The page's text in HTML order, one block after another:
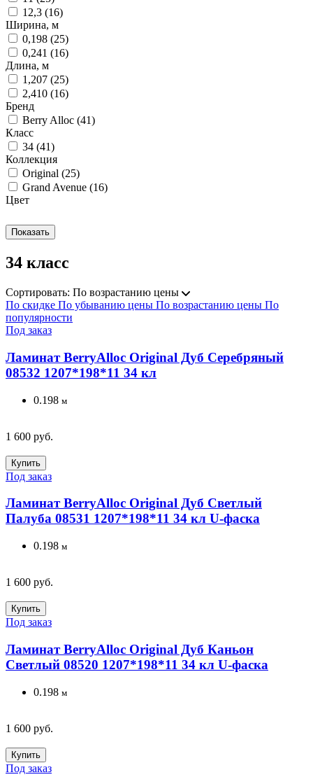
12,3 (16)
Ширина, м
0,198 (25)
0,241 (16)
Длина, м
1,207 (25)
2,410 (16)
Бренд
Berry Alloc (41)
Класс
34 (41)
Коллекция
Original (25)
Grand Avenue (16)
Цвет
34 класс
Сортировать: По возрастанию цены
По скидке По убыванию цены По возрастанию цены По
популярности
Под заказ
Ламинат BerryAlloc Original Дуб Серебряный
08532 1207*198*11 34 кл
0.198 м
1 600 руб.
Купить
Под заказ
Ламинат BerryAlloc Original Дуб Светлый
Палуба 08531 1207*198*11 34 кл U-фаска
0.198 м
1 600 руб.
Купить
Под заказ
Ламинат BerryAlloc Original Дуб Каньон
Светлый 08520 1207*198*11 34 кл U-фаска
0.198 м
1 600 руб.
Купить
Под заказ